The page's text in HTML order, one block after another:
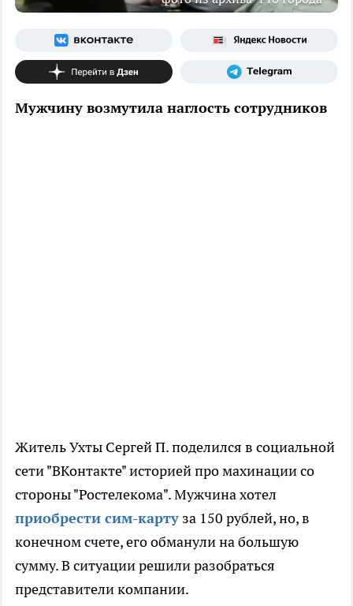
Мужчину возмутила наглость сотрудников
Житель Ухты Сергей П. поделился в социальной
сети "ВКонтакте" историей про махинации со
стороны "Ростелекома". Мужчина хотел
приобрести сим-карту за 150 рублей, но, в
конечном счете, его обманули на большую
сумму. В ситуации решили разобраться
представители компании.